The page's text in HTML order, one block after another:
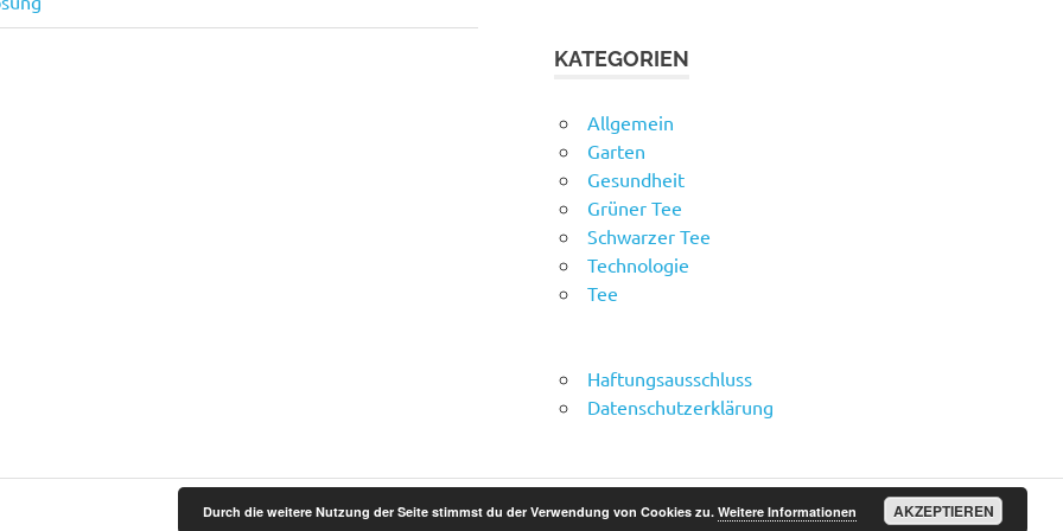
KATEGORIEN
Allgemein
Garten
Gesundheit
Grüner Tee
Schwarzer Tee
Technologie
Tee
Haftungsausschluss
Datenschutzerklärung
Durch die weitere Nutzung der Seite stimmst du der Verwendung von Cookies zu. Weitere Informationen AKZEPTIEREN